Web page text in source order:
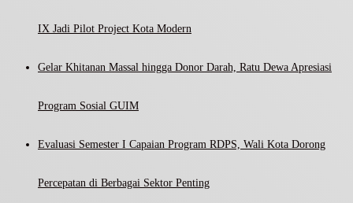
IX Jadi Pilot Project Kota Modern
Gelar Khitanan Massal hingga Donor Darah, Ratu Dewa Apresiasi
Program Sosial GUIM
Evaluasi Semester I Capaian Program RDPS, Wali Kota Dorong
Percepatan di Berbagai Sektor Penting